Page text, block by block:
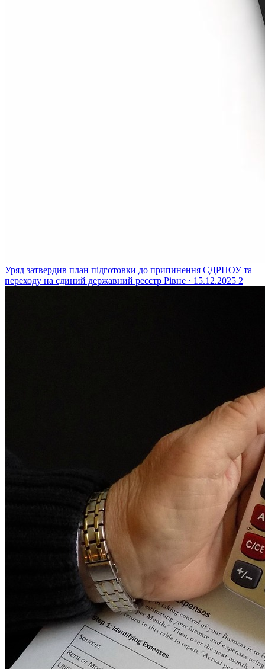
Уряд затвердив план підготовки до припинення ЄДРПОУ та
переходу на єдиний державний реєстр Рівне · 15.12.2025 2